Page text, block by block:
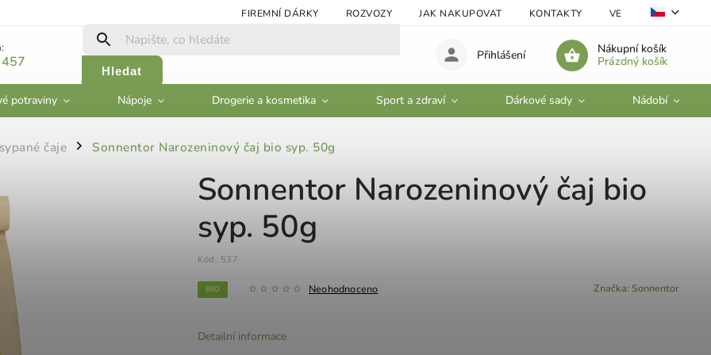
FIREMNÍ DÁRKY ROZVOZY JAK NAKUPOVAT KONTAKTY VELKOOBCHOD
Hledat
Nákupní košík
Prázdný košík
Přihlášení
potraviny Nápoje Drogerie a kosmetika Sport a zdraví Dárkové sady Nádobí
čaje / Sonnentor Narozeninový čaj bio syp. 50g
Sonnentor Narozeninový čaj bio
syp. 50g
Kód: 537
BIO Neohodnoceno Značka: Sonnentor
Detailní informace